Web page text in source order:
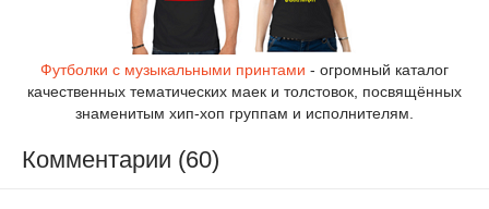
Футболки с музыкальными принтами - огромный каталог
качественных тематических маек и толстовок, посвящённых
знаменитым хип-хоп группам и исполнителям.
Комментарии (60)